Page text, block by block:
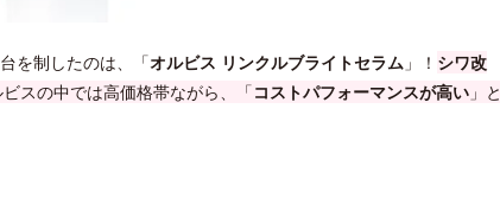
を制したのは、「オルビス リンクルブライトセラム 」！ シワ改
スの中では高価格帯ながら、「コストパフォーマンスが高い 」と